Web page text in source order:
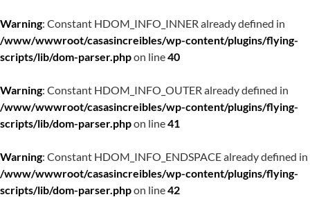
Warning: Constant HDOM_INFO_INNER already defined in
/www/wwwroot/casasincreibles/wp-content/plugins/flying-
scripts/lib/dom-parser.phpon line40
Warning: Constant HDOM_INFO_OUTER already defined in
/www/wwwroot/casasincreibles/wp-content/plugins/flying-
scripts/lib/dom-parser.phpon line41
Warning: Constant HDOM_INFO_ENDSPACE already defined in
/www/wwwroot/casasincreibles/wp-content/plugins/flying-
scripts/lib/dom-parser.phpon line42